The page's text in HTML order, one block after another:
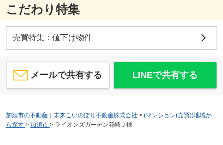
こだわり特集
売買特集：値下げ物件
メールで共有する LINEで共有する
加須市の不動産｜未来こいのぼり不動産株式会社 > (マンション(売買))地域か
ら探す > 加須市 > ライオンズガーデン花崎Ｊ棟